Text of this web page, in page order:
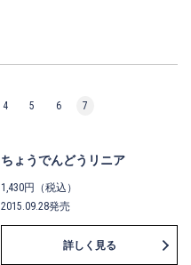
4 5 6 7
ちょうでんどうリニア
1,430円（税込）
2015.09.28発売
詳しく見る